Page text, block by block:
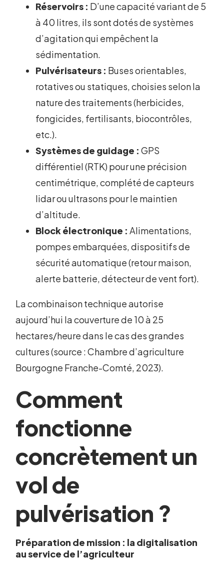
Réservoirs : D’une capacité variant de 5
à 40 litres, ils sont dotés de systèmes
d’agitation qui empêchent la
sédimentation.
Pulvérisateurs : Buses orientables,
rotatives ou statiques, choisies selon la
nature des traitements (herbicides,
fongicides, fertilisants, biocontrôles,
etc.).
Systèmes de guidage : GPS
différentiel (RTK) pour une précision
centimétrique, complété de capteurs
lidar ou ultrasons pour le maintien
d’altitude.
Block électronique : Alimentations,
pompes embarquées, dispositifs de
sécurité automatique (retour maison,
alerte batterie, détecteur de vent fort).
La combinaison technique autorise
aujourd’hui la couverture de 10 à 25
hectares/heure dans le cas des grandes
cultures (source : Chambre d’agriculture
Bourgogne Franche-Comté, 2023).
Comment
fonctionne
concrètement un
vol de
pulvérisation ?
Préparation de mission : la digitalisation
au service de l’agriculteur